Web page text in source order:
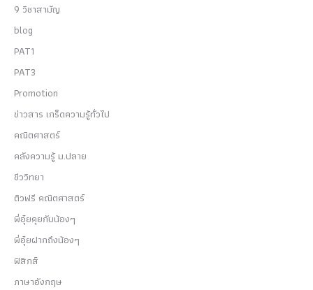
9 วิชาสามัญ
blog
PAT1
PAT3
Promotion
ข่าวสาร เกร็ดความรู้ทั่วไป
คณิตศาสตร์
คลังความรู้ ม.ปลาย
ชีววิทยา
ติวฟรี คณิตศาสตร์
พี่อุ๋ยคุยกับน้องๆ
พี่อุ๋ยฝากถึงน้องๆ
ฟิสิกส์
ภาษาอังกฤษ